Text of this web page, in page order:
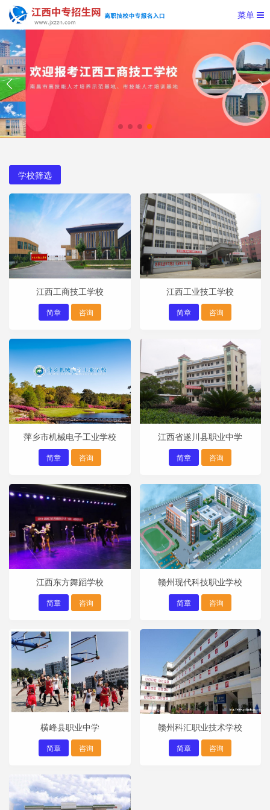
菜单
学校筛选
江西工商技工学校
简章 咨询
江西工业技工学校
简章 咨询
萍乡市机械电子工业学校
简章 咨询
江西省遂川县职业中学
简章 咨询
江西东方舞蹈学校
简章 咨询
赣州现代科技职业学校
简章 咨询
横峰县职业中学
简章 咨询
赣州科汇职业技术学校
简章 咨询